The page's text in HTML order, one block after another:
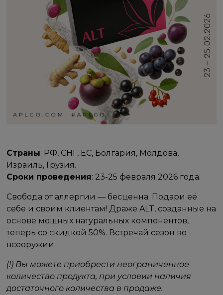
Страны: РФ, СНГ, ЕС, Болгария, Молдова,
Израиль, Грузия.
Сроки проведения: 23-25 февраля 2026 года.
Свобода от аллергии — бесценна. Подари её
себе и своим клиентам! Драже ALT, созданные на
основе мощных натуральных компонентов,
теперь со скидкой 50%. Встречай сезон во
всеоружии.
(!) Вы можете приобрести неограниченное
количество продукта, при условии наличия
достаточного количества в продаже.